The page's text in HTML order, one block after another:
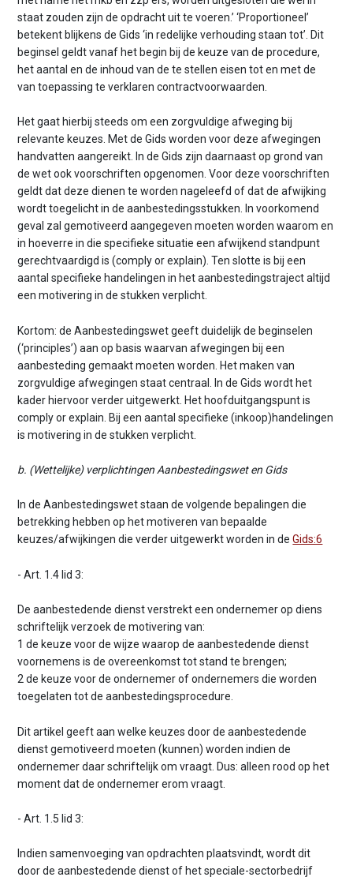
staat zouden zijn de opdracht uit te voeren.’ ‘Proportioneel’
betekent blijkens de Gids ‘in redelijke verhouding staan tot’. Dit
beginsel geldt vanaf het begin bij de keuze van de procedure,
het aantal en de inhoud van de te stellen eisen tot en met de
van toepassing te verklaren contractvoorwaarden.
Het gaat hierbij steeds om een zorgvuldige afweging bij
relevante keuzes. Met de Gids worden voor deze afwegingen
handvatten aangereikt. In de Gids zijn daarnaast op grond van
de wet ook voorschriften opgenomen. Voor deze voorschriften
geldt dat deze dienen te worden nageleefd of dat de afwijking
wordt toegelicht in de aanbestedingsstukken. In voorkomend
geval zal gemotiveerd aangegeven moeten worden waarom en
in hoeverre in die specifieke situatie een afwijkend standpunt
gerechtvaardigd is (comply or explain). Ten slotte is bij een
aantal specifieke handelingen in het aanbestedingstraject altijd
een motivering in de stukken verplicht.
Kortom: de Aanbestedingswet geeft duidelijk de beginselen
(‘principles’) aan op basis waarvan afwegingen bij een
aanbesteding gemaakt moeten worden. Het maken van
zorgvuldige afwegingen staat centraal. In de Gids wordt het
kader hiervoor verder uitgewerkt. Het hoofduitgangspunt is
comply or explain. Bij een aantal specifieke (inkoop)handelingen
is motivering in de stukken verplicht.
b. (Wettelijke) verplichtingen Aanbestedingswet en Gids
In de Aanbestedingswet staan de volgende bepalingen die
betrekking hebben op het motiveren van bepaalde
keuzes/afwijkingen die verder uitgewerkt worden in deGids:6
- Art. 1.4 lid 3:
De aanbestedende dienst verstrekt een ondernemer op diens
schriftelijk verzoek de motivering van:
1 de keuze voor de wijze waarop de aanbestedende dienst
voornemens is de overeenkomst tot stand te brengen;
2 de keuze voor de ondernemer of ondernemers die worden
toegelaten tot de aanbestedingsprocedure.
Dit artikel geeft aan welke keuzes door de aanbestedende
dienst gemotiveerd moeten (kunnen) worden indien de
ondernemer daar schriftelijk om vraagt. Dus: alleen rood op het
moment dat de ondernemer erom vraagt.
- Art. 1.5 lid 3:
Indien samenvoeging van opdrachten plaatsvindt, wordt dit
door de aanbestedende dienst of het speciale-sectorbedrijf